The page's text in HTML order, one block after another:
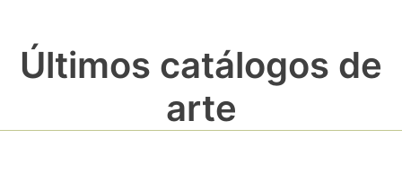
Últimos catálogos de
arte